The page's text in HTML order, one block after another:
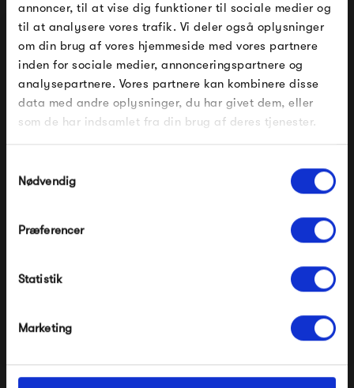
annoncer, til at vise dig funktioner til sociale medier og
til at analysere vores trafik. Vi deler også oplysninger
om din brug af vores hjemmeside med vores partnere
inden for sociale medier, annonceringspartnere og
analysepartnere. Vores partnere kan kombinere disse
data med andre oplysninger, du har givet dem, eller
som de har indsamlet fra din brug af deres tjenester.
Nødvendig
Præferencer
Statistik
Marketing
Produkter fra samme kategori
5 020,00 kr 9 820,00 kr
FÅ 10% PÅ DIN NÆSTE ORDRE
Indtast din e-mail, så sender vi rabatkoden til dig på
mail. Minimumsbeløb er 499 kr. for at indløse
rabatten.
Gælder ikke på produkter fra Fermob, File Under
*Ved at tilmelde dig accepterer du at modtage e-